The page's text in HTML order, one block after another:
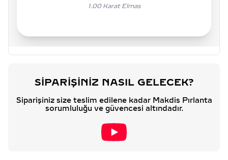
1.00Karat Elmas
SIPARIŞINIZ NASIL GELECEK?
Siparişiniz size teslim edilene kadar Makdis Pırlanta
sorumluluğu ve güvencesi altındadır.